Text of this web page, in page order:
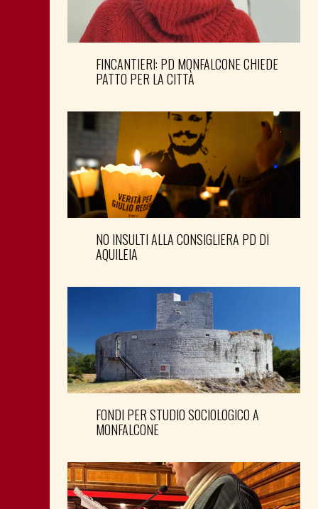
FINCANTIERI: PD MONFALCONE CHIEDE
PATTO PER LA CITTÀ
NO INSULTI ALLA CONSIGLIERA PD DI
AQUILEIA
FONDI PER STUDIO SOCIOLOGICO A
MONFALCONE